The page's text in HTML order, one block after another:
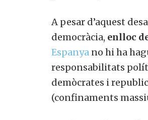
A pesar d’aquest
democràcia, enlloc
Espanya no hi ha
responsabilitats
demòcrates i
(confinaments